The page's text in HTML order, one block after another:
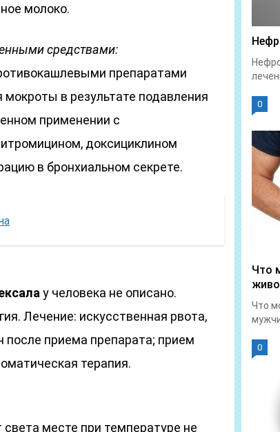
молоко.
средствами:
препаратами
в результате подавления
применении с
доксициклином
в бронхиальном секрете.
у человека не описано.
Лечение: искусственная рвота,
приема препарата; прием
терапия.
месте при температуре не
0
Что
Что
0